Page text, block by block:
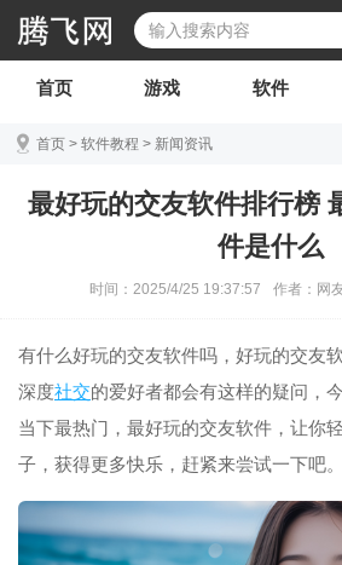
首页 游戏 软件
首页 > 软件教程 > 新闻资讯
最好玩的交友软件排行榜
件是什么
时间：2025/4/25 19:37:57 作者：网
有什么好玩的交友软件吗，好玩的交友
深度社交的爱好者都会有这样的疑问，
当下最热门，最好玩的交友软件，让你
子，获得更多快乐，赶紧来尝试一下吧。